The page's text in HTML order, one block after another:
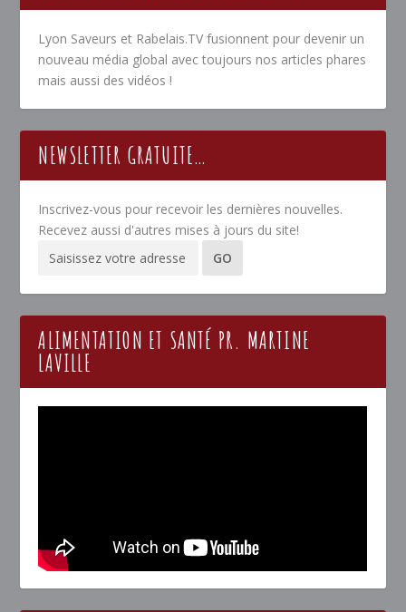
Lyon Saveurs et Rabelais.TV fusionnent pour devenir un
nouveau média global avec toujours nos articles phares
mais aussi des vidéos !
NEWSLETTER GRATUITE…
Inscrivez-vous pour recevoir les dernières nouvelles.
Recevez aussi d'autres mises à jours du site!
ALIMENTATION ET SANTÉ PR. MARTINE
LAVILLE